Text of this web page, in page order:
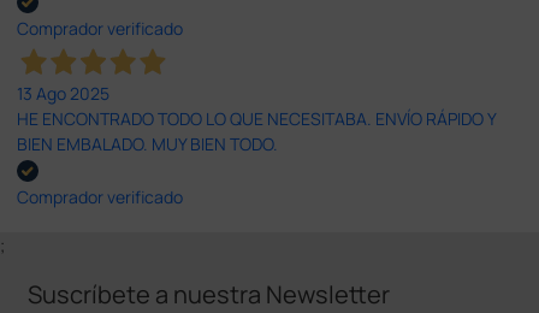
Comprador verificado
13 Ago 2025
HE ENCONTRADO TODO LO QUE NECESITABA. ENVÍO RÁPIDO Y
BIEN EMBALADO. MUY BIEN TODO.
Comprador verificado
;
Suscríbete a nuestra Newsletter